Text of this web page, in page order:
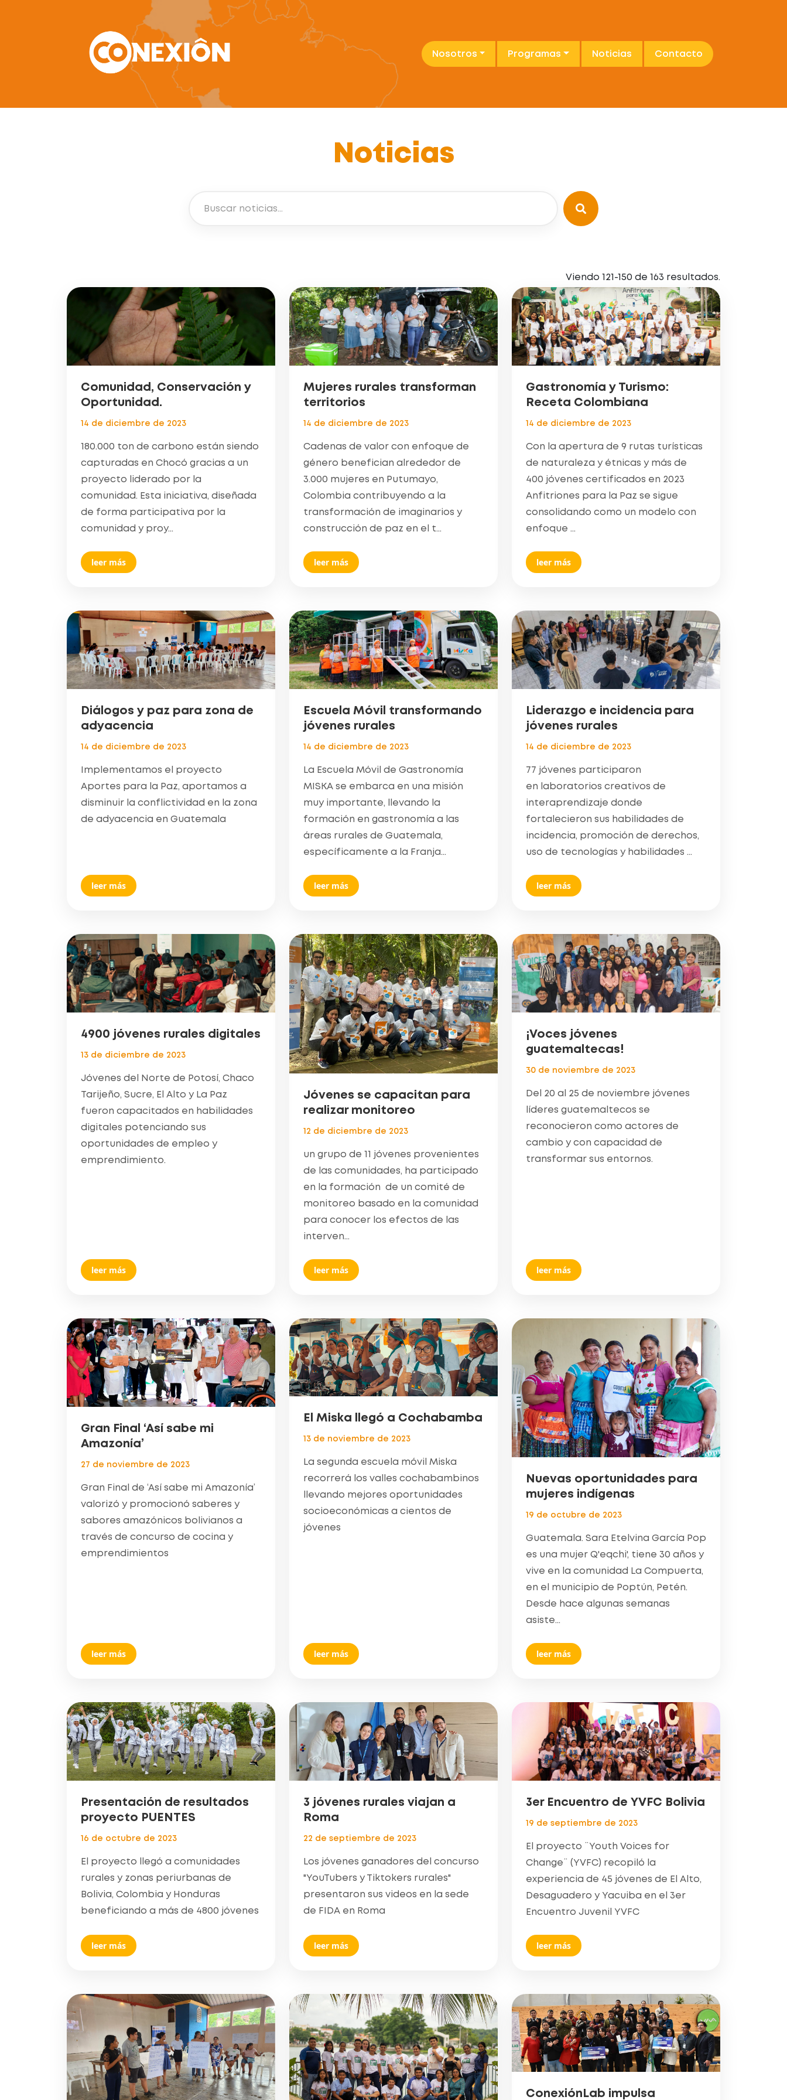
Nosotros Programas Noticias Contacto
Noticias
Viendo 121-150 de 163 resultados.
Comunidad, Conservación y
Oportunidad.
14 de diciembre de 2023
180.000 ton de carbono están siendo
capturadas en Chocó gracias a un
proyecto liderado por la
comunidad. Esta iniciativa, diseñada
de forma participativa por la
comunidad y proy...
leer más
Mujeres rurales transforman
territorios
14 de diciembre de 2023
Cadenas de valor con enfoque de
género benefician alrededor de
3.000 mujeres en Putumayo,
Colombia contribuyendo a la
transformación de imaginarios y
construcción de paz en el t...
leer más
Gastronomía y Turismo:
Receta Colombiana
14 de diciembre de 2023
Con la apertura de 9 rutas turísticas
de naturaleza y étnicas y más de
400 jóvenes certificados en 2023
Anfitriones para la Paz se sigue
consolidando como un modelo con
enfoque ...
leer más
Diálogos y paz para zona de
adyacencia
14 de diciembre de 2023
Implementamos el proyecto
Aportes para la Paz, aportamos a
disminuir la conflictividad en la zona
de adyacencia en Guatemala
leer más
Escuela Móvil transformando
jóvenes rurales
14 de diciembre de 2023
La Escuela Móvil de Gastronomía
MISKA se embarca en una misión
muy importante, llevando la
formación en gastronomía a las
áreas rurales de Guatemala,
específicamente a la Franja...
leer más
Liderazgo e incidencia para
jóvenes rurales
14 de diciembre de 2023
77 jóvenes participaron
en laboratorios creativos de
interaprendizaje donde
fortalecieron sus habilidades de
incidencia, promoción de derechos,
uso de tecnologías y habilidades ...
leer más
4900 jóvenes rurales digitales
13 de diciembre de 2023
Jóvenes del Norte de Potosí, Chaco
Tarijeño, Sucre, El Alto y La Paz
fueron capacitados en habilidades
digitales potenciando sus
oportunidades de empleo y
emprendimiento.
leer más
Jóvenes se capacitan para
realizar monitoreo
12 de diciembre de 2023
un grupo de 11 jóvenes provenientes
de las comunidades, ha participado
en la formación de un comité de
monitoreo basado en la comunidad
para conocer los efectos de las
interven...
leer más
¡Voces jóvenes
guatemaltecas!
30 de noviembre de 2023
Del 20 al 25 de noviembre jóvenes
líderes guatemaltecos se
reconocieron como actores de
cambio y con capacidad de
transformar sus entornos.
leer más
Gran Final ‘Así sabe mi
Amazonía’
27 de noviembre de 2023
Gran Final de ‘Así sabe mi Amazonía’
valorizó y promocionó saberes y
sabores amazónicos bolivianos a
través de concurso de cocina y
emprendimientos
leer más
El Miska llegó a Cochabamba
13 de noviembre de 2023
La segunda escuela móvil Miska
recorrerá los valles cochabambinos
llevando mejores oportunidades
socioeconómicas a cientos de
jóvenes
leer más
Nuevas oportunidades para
mujeres indígenas
19 de octubre de 2023
Guatemala. Sara Etelvina García Pop
es una mujer Q'eqchi', tiene 30 años y
vive en la comunidad La Compuerta,
en el municipio de Poptún, Petén.
Desde hace algunas semanas
asiste...
leer más
Presentación de resultados
proyecto PUENTES
16 de octubre de 2023
El proyecto llegó a comunidades
rurales y zonas periurbanas de
Bolivia, Colombia y Honduras
beneficiando a más de 4800 jóvenes
leer más
3 jóvenes rurales viajan a
Roma
22 de septiembre de 2023
Los jóvenes ganadores del concurso
"YouTubers y Tiktokers rurales"
presentaron sus videos en la sede
de FIDA en Roma
leer más
3er Encuentro de YVFC Bolivia
19 de septiembre de 2023
El proyecto ¨Youth Voices for
Change¨ (YVFC) recopiló la
experiencia de 45 jóvenes de El Alto,
Desaguadero y Yacuiba en el 3er
Encuentro Juvenil YVFC
leer más
ConexiónLab impulsa